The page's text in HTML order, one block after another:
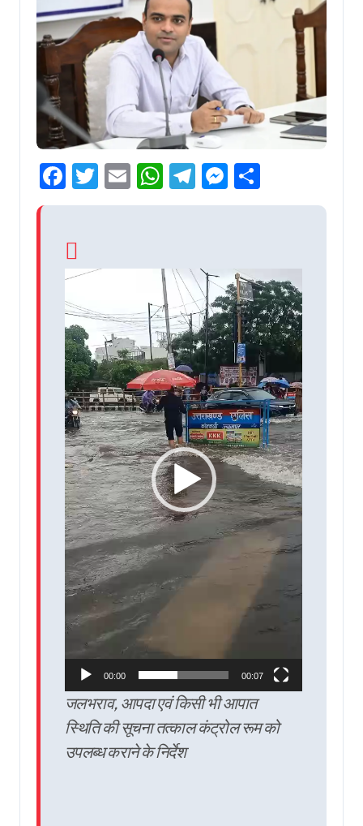
Facebook
Twitter
EmailWhatsApp
Telegram
Messenger
Player
00:00 00:07
जलभराव, आपदा एवं किसी भी आपात
स्थिति की सूचना तत्काल कंट्रोल रूम को
उपलब्ध कराने के निर्देश